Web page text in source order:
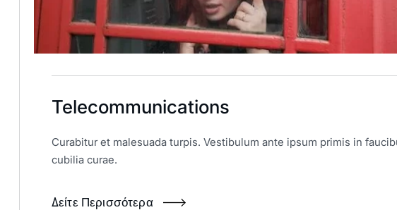
Telecommunications
Curabitur et malesuada turpis. Vestibulum ante ipsum primis in
cubilia curae.
Δείτε Περισσότερα